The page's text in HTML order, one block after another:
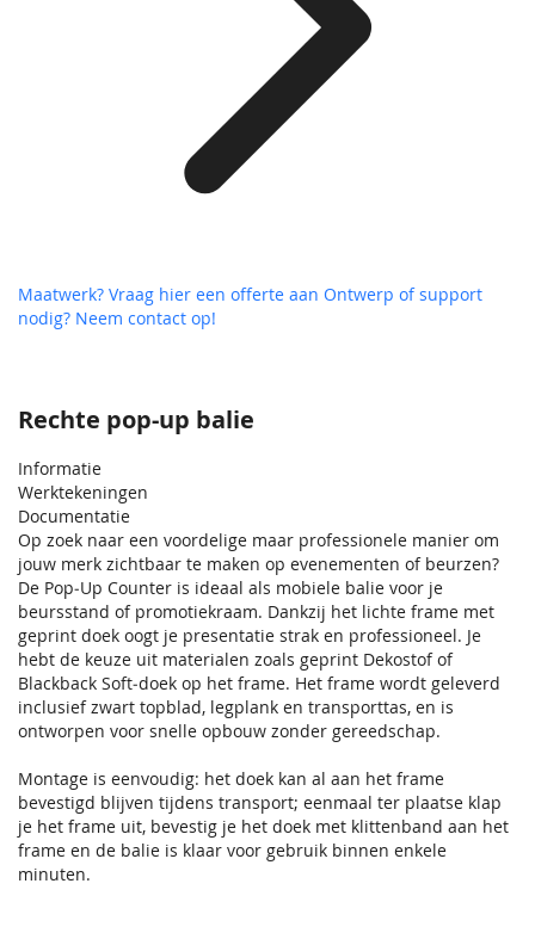
Rechte pop-up balie
Informatie
Werktekeningen
Documentatie
Op zoek naar een voordelige maar professionele manier om
jouw merk zichtbaar te maken op evenementen of beurzen?
De Pop‑Up Counter is ideaal als mobiele balie voor je
beursstand of promotiekraam. Dankzij het lichte frame met
geprint doek oogt je presentatie strak en professioneel. Je
hebt de keuze uit materialen zoals geprint Dekostof of
Blackback Soft‑doek op het frame. Het frame wordt geleverd
inclusief zwart topblad, legplank en transporttas, en is
ontworpen voor snelle opbouw zonder gereedschap.
Montage is eenvoudig: het doek kan al aan het frame
bevestigd blijven tijdens transport; eenmaal ter plaatse klap
je het frame uit, bevestig je het doek met klittenband aan het
frame en de balie is klaar voor gebruik binnen enkele
minuten.
Maatwerk? Vraag hier een offerte aan Ontwerp of support
nodig? Neem contact op!